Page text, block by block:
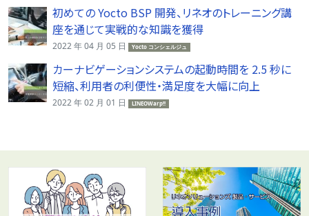
初めての Yocto BSP 開発、リネオのトレーニング講
座を通じて実戦的な知識を獲得
2022 年 04 月 05 日 Yocto コンシェルジュ
カーナビゲーションシステムの起動時間を 2.5 秒に
短縮、利用者の利便性・満足度を大幅に向上
2022 年 02 月 01 日 LINEOWarp!!